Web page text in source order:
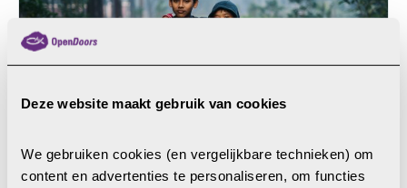
Deze website maakt gebruik van cookies
We gebruiken cookies (en vergelijkbare technieken) om
content en advertenties te personaliseren, om functies